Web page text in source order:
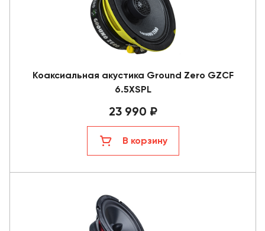
Коаксиальная акустика Ground Zero GZCF
6.5XSPL
23 990 ₽
В корзину